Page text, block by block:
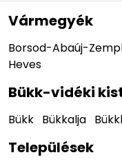
Vármegyék
Borsod-Abaúj-
Heves
Bükk-vidéki
Bükk Bükkalja
Települések